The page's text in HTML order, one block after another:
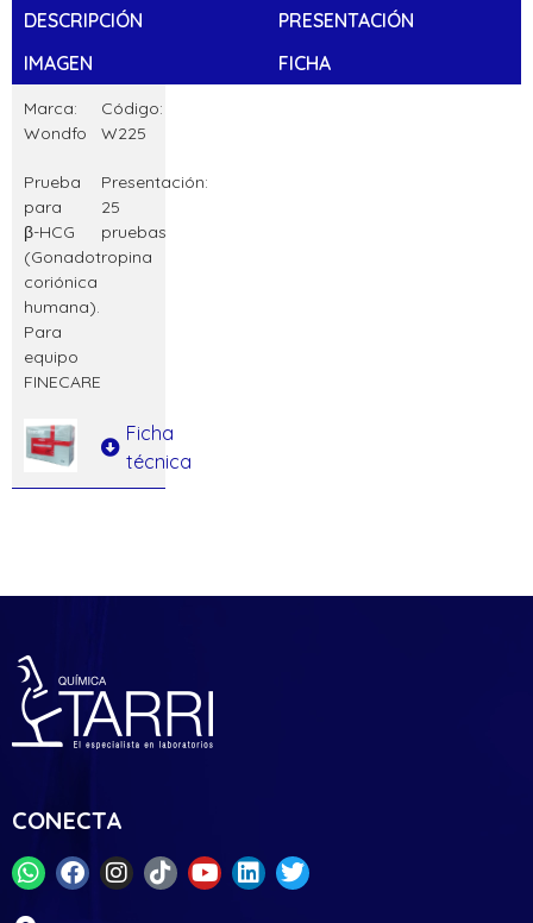
DESCRIPCIÓN
PRESENTACIÓN
IMAGEN
FICHA
Marca:
Wondfo
Código:
W225
Prueba
para
β-HCG
(Gonadotropina
coriónica
humana).
Para
equipo
FINECARE
Presentación:
25
pruebas
Ficha
técnica
CONECTA